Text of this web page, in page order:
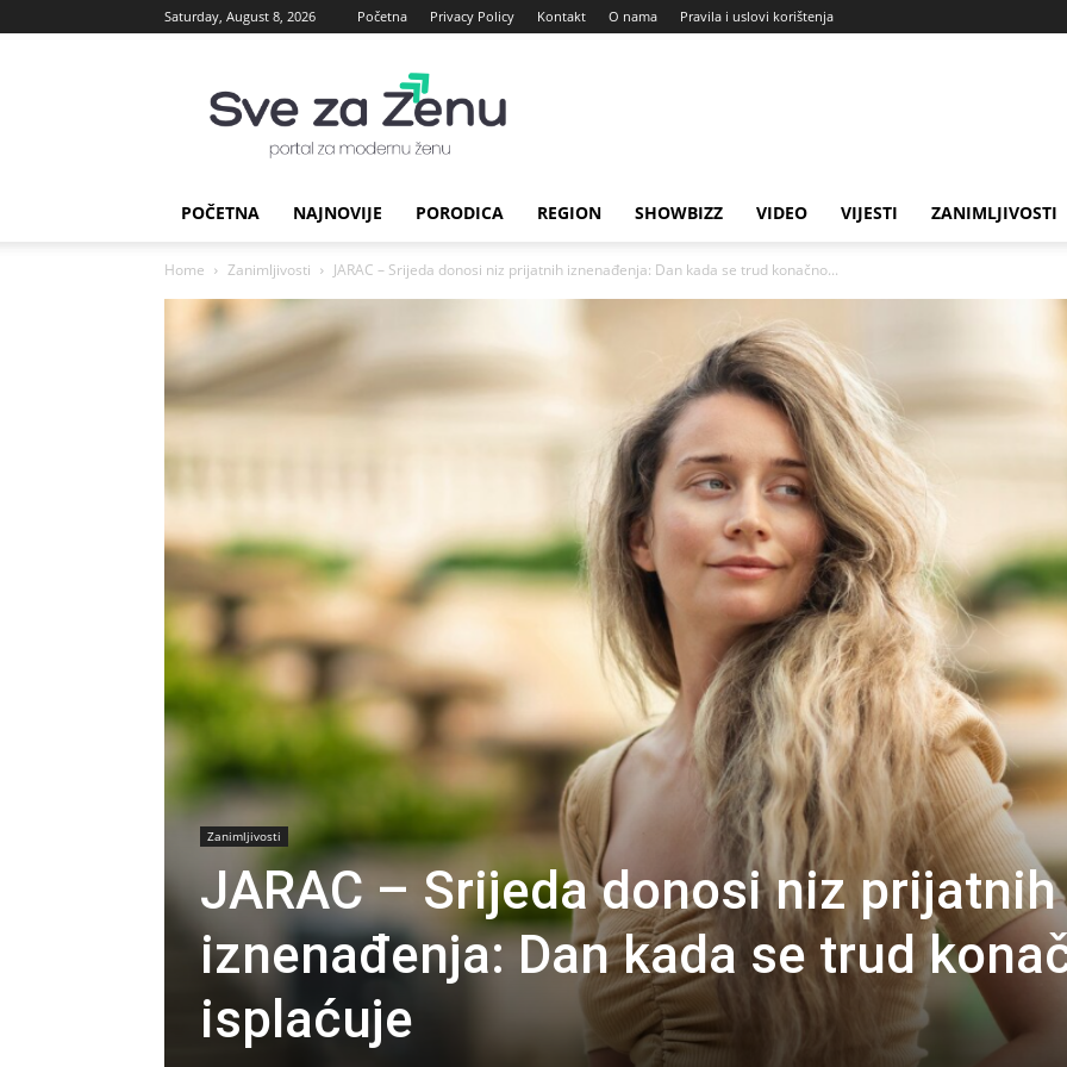
Saturday, August 8, 2026 Početna Privacy Policy Kontakt O nama Pravila i uslovi korištenja
za
Zenu
POČETNA NAJNOVIJE PORODICA REGION SHOWBIZZ VIDEO VIJESTI ZANIMLJIVOSTI
Home Zanimljivosti JARAC – Srijeda donosi niz prijatnih iznenađenja: Dan kada se trud konačno...
Zanimljivosti
JARAC – Srijeda donosi niz prijatnih
iznenađenja: Dan kada se trud
isplaćuje